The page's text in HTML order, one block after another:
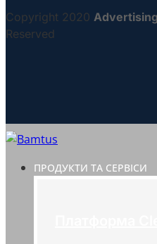
Copyright 2020
Reserved
ПРОДУКТИ ТА СЕРВІСИ